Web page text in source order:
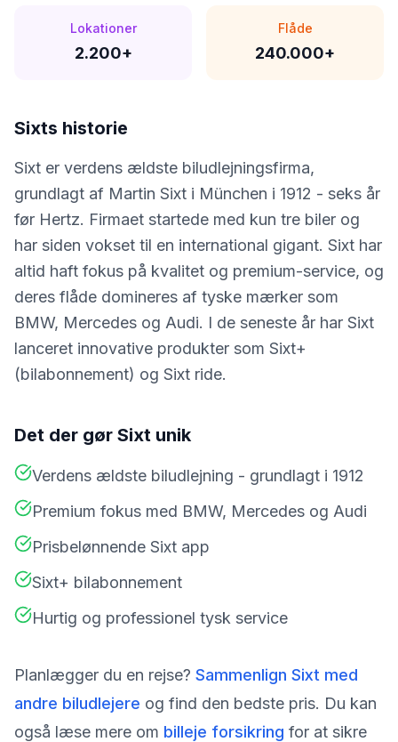
Lokationer
2.200+
Flåde
240.000+
Sixts historie
Sixt er verdens ældste biludlejningsfirma,
grundlagt af Martin Sixt i München i 1912 - seks år
før Hertz. Firmaet startede med kun tre biler og
har siden vokset til en international gigant. Sixt har
altid haft fokus på kvalitet og premium-service, og
deres flåde domineres af tyske mærker som
BMW, Mercedes og Audi. I de seneste år har Sixt
lanceret innovative produkter som Sixt+
(bilabonnement) og Sixt ride.
Det der gør Sixt unik
Verdens ældste biludlejning - grundlagt i 1912
Premium fokus med BMW, Mercedes og Audi
Prisbelønnende Sixt app
Sixt+ bilabonnement
Hurtig og professionel tysk service
Planlægger du en rejse? Sammenlign Sixt med
andre biludlejere og find den bedste pris. Du kan
også læse mere om billeje forsikring for at sikre